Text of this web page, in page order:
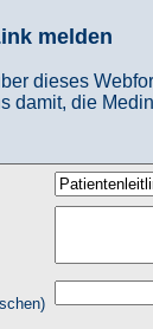
melden
dieses
damit, die